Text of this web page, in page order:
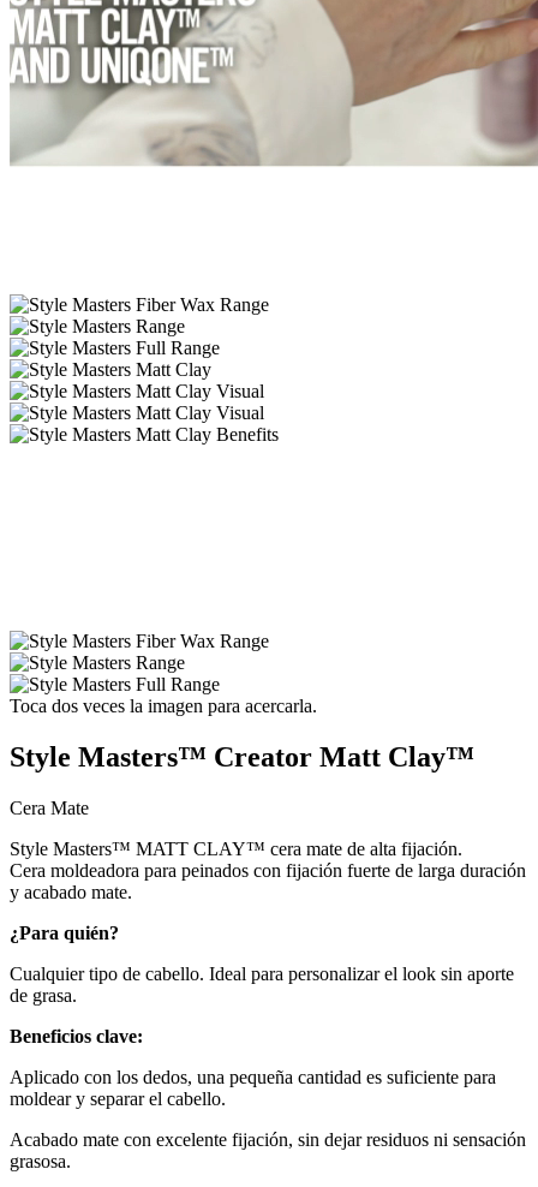
Toca dos veces la imagen para acercarla.
Style Masters™ Creator Matt Clay™
Cera Mate
Style Masters™ MATT CLAY™ cera mate de alta fijación.
Cera moldeadora para peinados con fijación fuerte de larga duración
y acabado mate.
¿Para quién?
Cualquier tipo de cabello. Ideal para personalizar el look sin aporte
de grasa.
Beneficios clave:
Aplicado con los dedos, una pequeña cantidad es suficiente para
moldear y separar el cabello.
Acabado mate con excelente fijación, sin dejar residuos ni sensación
grasosa.